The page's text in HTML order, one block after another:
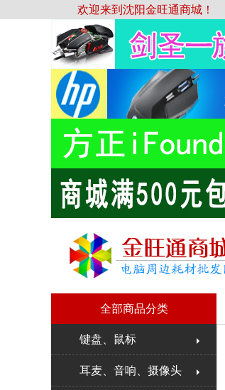
欢迎来到沈阳金旺通商城！
全部商品分类
键盘、鼠标
耳麦、音响、摄像头